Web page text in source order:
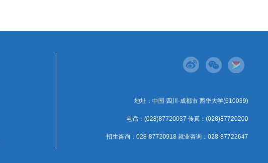
地址：中国·四川·成都市 西华大学(610039)
电话：(028)87720037 传真：(028)87720200
招生咨询：028-87720918 就业咨询：028-87722647